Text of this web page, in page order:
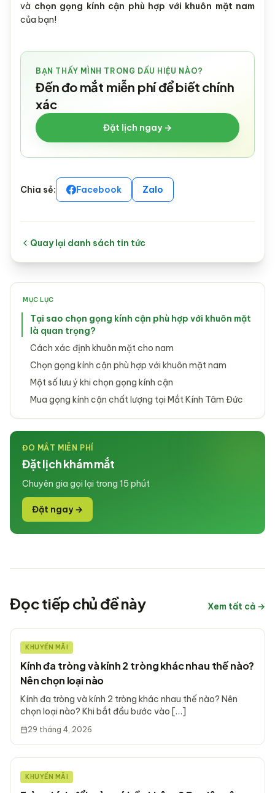
và chọn gọng kính cận phù hợp với khuôn mặt nam
của bạn!
BẠN THẤY MÌNH TRONG DẤU HIỆU NÀO?
Đến đo mắt miễn phí để biết chính
xác
Đặt lịch ngay →
Chia sẻ: Facebook Zalo
Quay lại danh sách tin tức
MỤC LỤC
Tại sao chọn gọng kính cận phù hợp với khuôn mặt
là quan trọng?
Cách xác định khuôn mặt cho nam
Chọn gọng kính cận phù hợp với khuôn mặt nam​
Một số lưu ý khi chọn gọng kính cận
Mua gọng kính cận chất lượng tại Mắt Kính Tâm Đức
ĐO MẮT MIỄN PHÍ
Đặt lịch khám mắt
Chuyên gia gọi lại trong 15 phút
Đặt ngay →
Đọc tiếp chủ đề này Xem tất cả →
KHUYẾN MÃI
Kính đa tròng và kính 2 tròng khác nhau thế nào?
Nên chọn loại nào
Kính đa tròng và kính 2 tròng khác nhau thế nào? Nên
chọn loại nào? Khi bắt đầu bước vào […]
29 tháng 4, 2026
KHUYẾN MÃI